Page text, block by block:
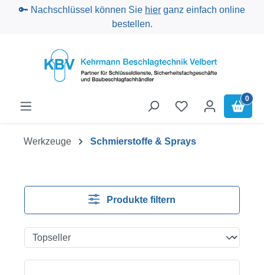
Zum Hauptinhalt springen
🔑 Nachschlüssel können Sie hier ganz einfach online
bestellen.
0
Werkzeuge Schmierstoffe & Sprays
Produkte filtern